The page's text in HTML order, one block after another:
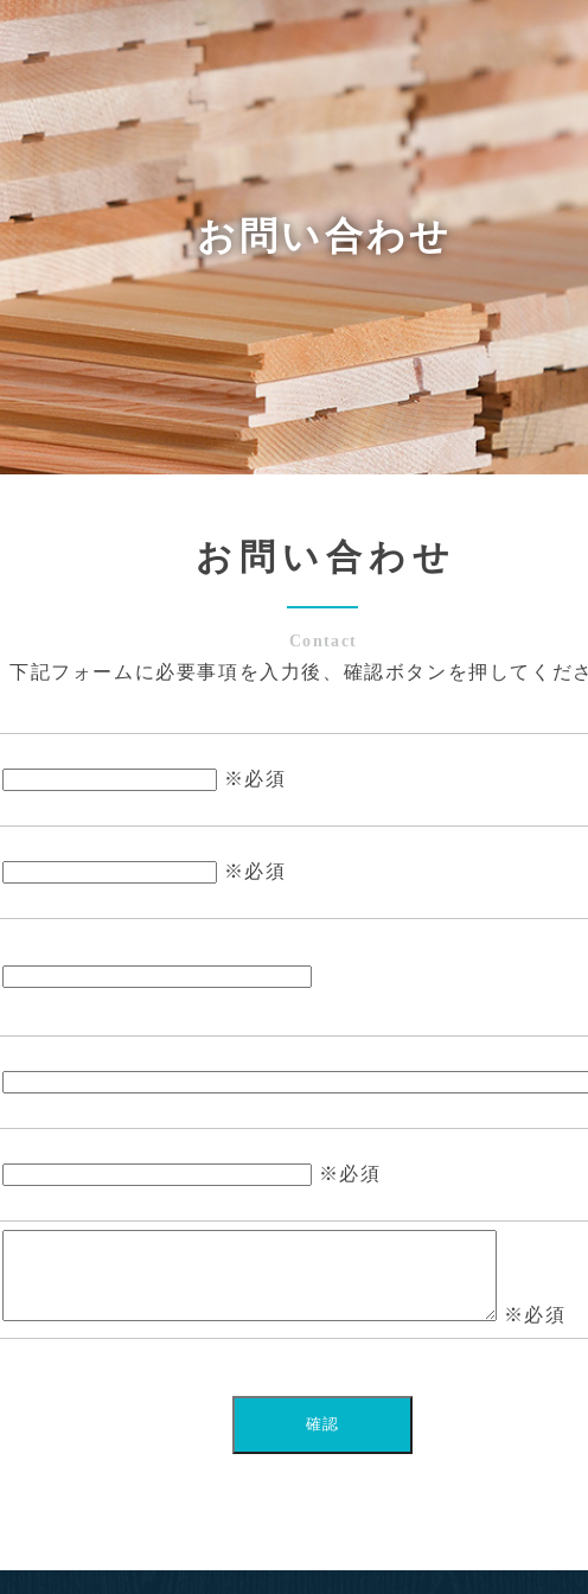
お問い合わせ
お問い合わせ
Contact
下記フォームに必要事項を入力後、確認ボタンを押してくだ
※必須
※必須
※必須
※必須